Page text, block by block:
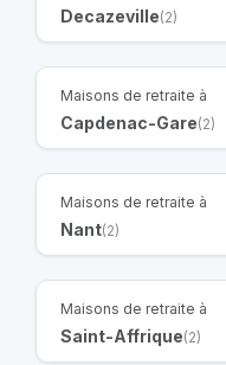
Decazeville(2)
Maisons de retraite à
Capdenac-Gare(2)
Maisons de retraite à
Nant(2)
Maisons de retraite à
Saint-Affrique(2)